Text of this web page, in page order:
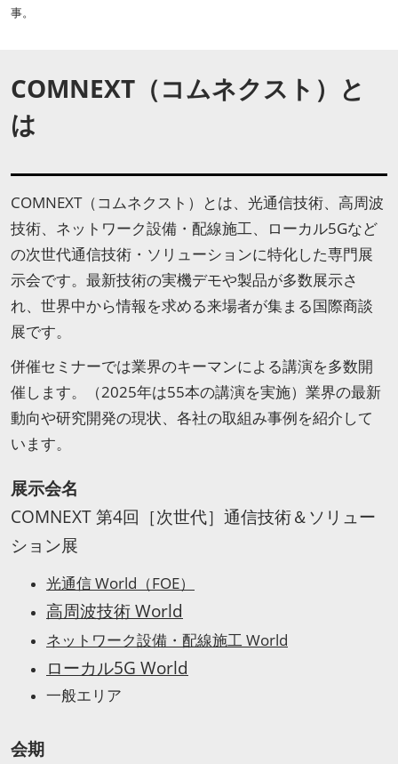
事。
COMNEXT（コムネクスト）と
は
COMNEXT（コムネクスト）とは、光通信技術、高周波
技術、ネットワーク設備・配線施工、ローカル5Gなど
の次世代通信技術・ソリューションに特化した専門展
示会です。最新技術の実機デモや製品が多数展示さ
れ、世界中から情報を求める来場者が集まる国際商談
展です。
併催セミナーでは業界のキーマンによる講演を多数開
催します。（2025年は55本の講演を実施）業界の最新
動向や研究開発の現状、各社の取組み事例を紹介して
います。
展示会名
COMNEXT 第4回［次世代］通信技術＆ソリュー
ション展
光通信 World（FOE）
高周波技術 World
ネットワーク設備・配線施工 World
ローカル5G World
一般エリア
会期